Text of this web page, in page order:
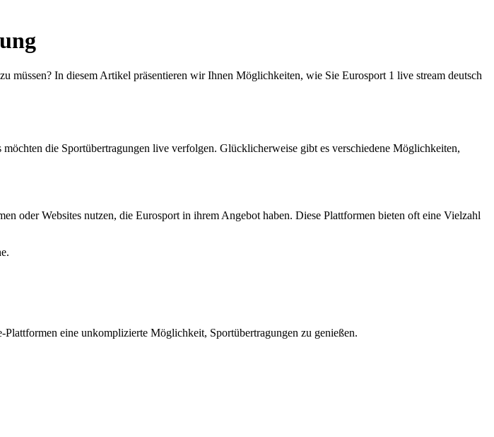
müssen? In diesem Artikel präsentieren wir Ihnen Möglichkeiten, wie Sie Eurosport 1 live stream deutsch
die Sportübertragungen live verfolgen. Glücklicherweise gibt es verschiedene Möglichkeiten,
oder Websites nutzen, die Eurosport in ihrem Angebot haben. Diese Plattformen bieten oft eine Vielzahl
eine unkomplizierte Möglichkeit, Sportübertragungen zu genießen.